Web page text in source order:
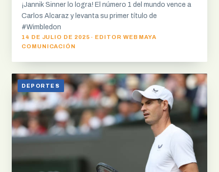
¡Jannik Sinner lo logra! El número 1 del mundo vence a
Carlos Alcaraz y levanta su primer título de
#Wimbledon
14 DE JULIO DE 2025 · EDITOR WEB MAYA
COMUNICACIÓN
DEPORTES